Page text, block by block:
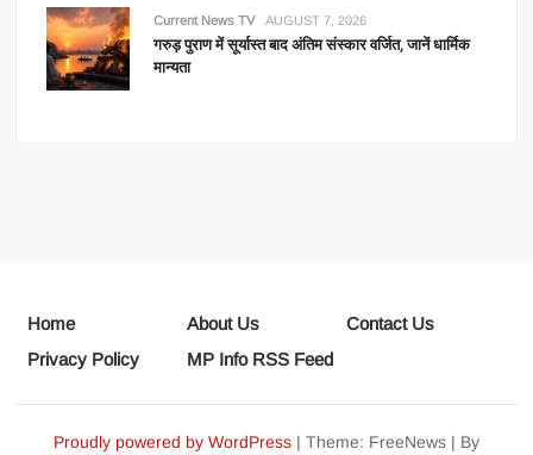
Current News TV AUGUST 7, 2026
गरुड़ पुराण में सूर्यास्त बाद अंतिम संस्कार वर्जित, जानें धार्मिक
मान्यता
Home About Us
Contact Us
Privacy Policy
MP Info RSS Feed
Proudly powered by WordPress | Theme: FreeNews | By